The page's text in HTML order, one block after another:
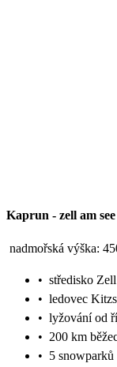
Kaprun - zell am see
nadmořská výška:
• středisko
• ledovec
• lyžování od
• 200 km
• 5 snowparků